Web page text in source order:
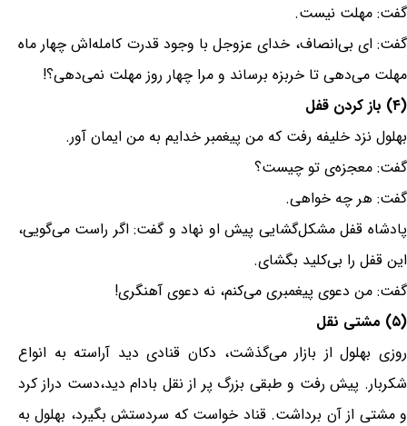
گفت: مهلت نیست.
گفت: ای بی‌انصاف، خدای عزوجل با وجود قدرت کامله‌اش چهار ماه
مهلت می‌دهی تا خربزه برساند و مرا چهار روز مهلت نمی‌دهی؟!
(۴) باز کردن قفل
بهلول نزد خلیفه رفت که من پیغمبر خدایم به من ایمان آور.
گفت: معجزه‌ی تو چیست؟
گفت: هر چه خواهی.
پادشاه قفل مشکل‌گشایی پیش او نهاد و گفت: اگر راست می‌گویی،
این قفل را بی‌کلید بگشای.
گفت: من دعوی پیغمبری می‌کنم، نه دعوی آهنگری!
(۵) مشتی نقل
روزی بهلول از بازار می‌گذشت، دکان قنادی دید آراسته به انواع
شکربار. پیش رفت و طبقی بزرگ پر از نقل بادام دید،دست دراز کرد
و مشتی از آن برداشت. قناد خواست که سردستش بگیرد، بهلول به